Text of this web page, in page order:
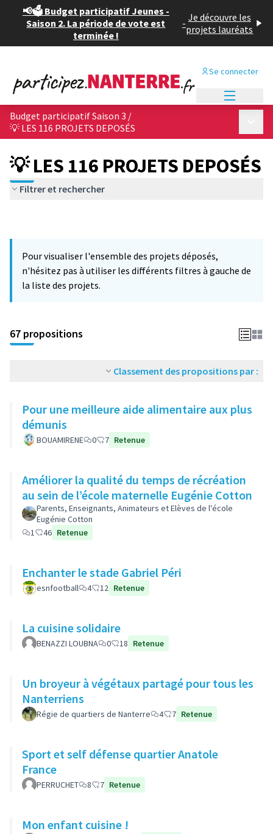
📢🗳️ Budget participatif Jeunes -
Saison 2. La période de vote est
terminée !
- Je découvre les
projets lauréats
Se connecter
Budget participatif Saison 3 /
💡 LES 116 PROJETS DEPOSÉS
💡 LES 116 PROJETS DEPOSÉS
Filtrer et rechercher
Pour visualiser l'ensemble des projets déposés,
n'hésitez pas à utiliser les différents filtres à gauche de
la liste des projets.
67 propositions
Classement des propositions par :
Pour une meilleure aide alimentaire aux plus
démunis
BOUAMIRENE 0 7 Retenue
Améliorer la qualité du temps de récréation
au sein de l’école maternelle Eugénie Cotton
Parents, Enseignants, Animateurs et Elèves de l'école
Eugénie Cotton
1
46 Retenue
Enchanter le stade Gabriel Péri
esnfootball 4 12 Retenue
La cuisine solidaire
BENAZZI LOUBNA 0 18 Retenue
Un broyeur à végétaux partagé pour tous les
Nanterriens
Régie de quartiers de Nanterre 4 7 Retenue
Sport et self défense quartier Anatole
France
PERRUCHET 8 7 Retenue
Mon enfant cuisine !